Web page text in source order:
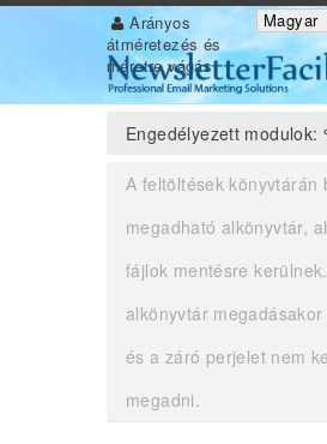
Magyar
Arányos
átméretezés és
méretre vágás
!title
Engedélyezett modulok:
A feltöltések könyvtárán
megadható alkönyvtár,
fájlok mentésre
alkönyvtár megadásakor
és a záró perjelet nem
megadni.